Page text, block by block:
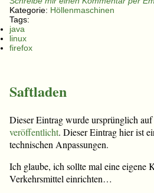
Kategorie: Höllenmaschinen
Tags:
java
linux
firefox
Saftladen
Dieser Eintrag wurde ursprünglich
veröffentlicht. Dieser Eintrag hier ist
technischen Anpassungen.
Ich glaube, ich sollte mal eine eigene
Verkehrsmittel einrichten…